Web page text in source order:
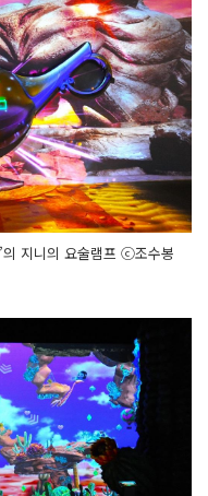
의 지니의 요술램프 ⓒ조수봉